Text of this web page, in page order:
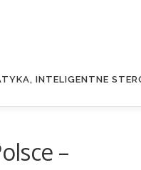
INTELIGENTNE
–